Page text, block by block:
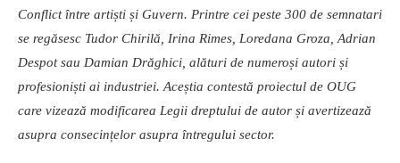
Conflict între artiști și Guvern. Printre cei peste 300 de semnatari
se regăsesc Tudor Chirilă, Irina Rimes, Loredana Groza, Adrian
Despot sau Damian Drăghici, alături de numeroși autori și
profesioniști ai industriei. Aceștia contestă proiectul de OUG
care vizează modificarea Legii dreptului de autor și avertizează
asupra consecințelor asupra întregului sector.